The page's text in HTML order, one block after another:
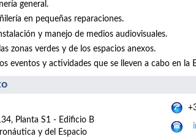
general.
en pequeñas reparaciones.
y manejo de medios audiovisuales.
zonas verdes y de los espacios anexos.
eventos y actividades que se lleven a cabo en la
Planta S1 - Edificio B
y del Espacio